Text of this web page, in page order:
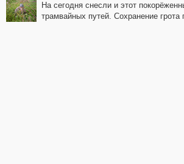
На сегодня снесли и этот
трамвайных путей. Сохранение грота